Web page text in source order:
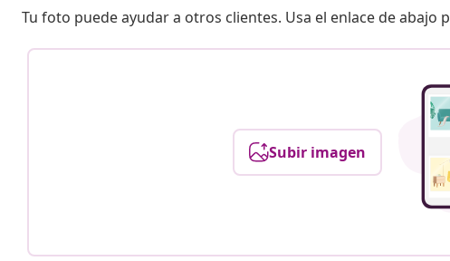
Tu foto puede ayudar a otros clientes. Usa el enlace de abajo
Subir imagen